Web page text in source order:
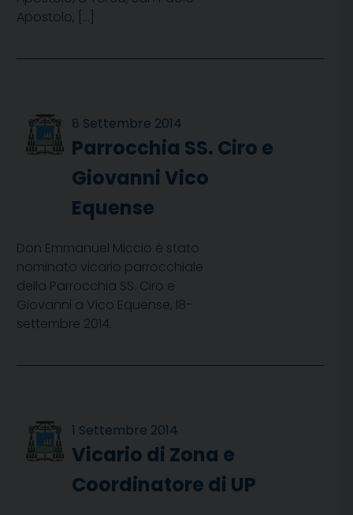
Apostolo, […]
8 Settembre 2014
Parrocchia SS. Ciro e
Giovanni Vico
Equense
Don Emmanuel Miccio è stato
nominato vicario parrocchiale
della Parrocchia SS. Ciro e
Giovanni a Vico Equense, l8-
settembre 2014.
1 Settembre 2014
Vicario di Zona e
Coordinatore di UP